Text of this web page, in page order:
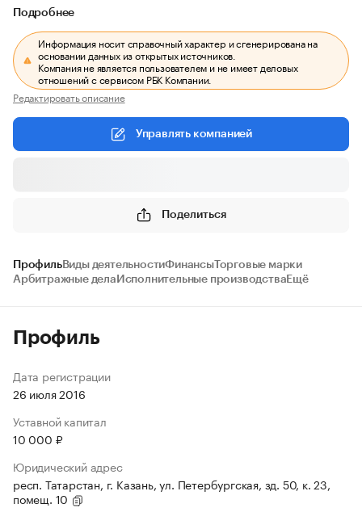
Подробнее
Информация носит справочный характер и сгенерирована на
основании данных из открытых источников.
Компания не является пользователем и не имеет деловых
отношений с сервисом РБК Компании.
Редактировать описание
Управлять компанией
Поделиться
ПрофильВиды деятельностиФинансыТорговые марки
Арбитражные дела Исполнительные производства Ещё
Профиль
Дата регистрации
26 июля 2016
Уставной капитал
10 000 ₽
Юридический адрес
респ. Татарстан, г. Казань, ул. Петербургская, зд. 50, к. 23,
помещ. 10